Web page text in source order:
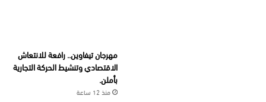
مهرجان تيفاوين.. رافعة للانتعاش
الاقتصادي وتنشيط الحركة التجارية
بأملن.
منذ 12 ساعة